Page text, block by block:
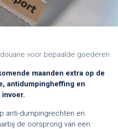
voor bepaalde goederen
maanden extra op de
antidumpingheffing en
anti-dumpingrechten en
de oorsprong van een